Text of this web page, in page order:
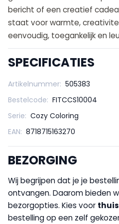
bericht of een creatief
staat voor warmte,
eenvoudig, toegankelijk en
SPECIFICATIES
Artikelnummer: 505383
Bestelcode: FITCCS10004
Serie: Cozy Coloring
EAN: 8718715163270
BEZORGING
Wij begrijpen dat je je
ontvangen. Daarom bieden
bezorgopties. Kies voor
bestelling op een zelf